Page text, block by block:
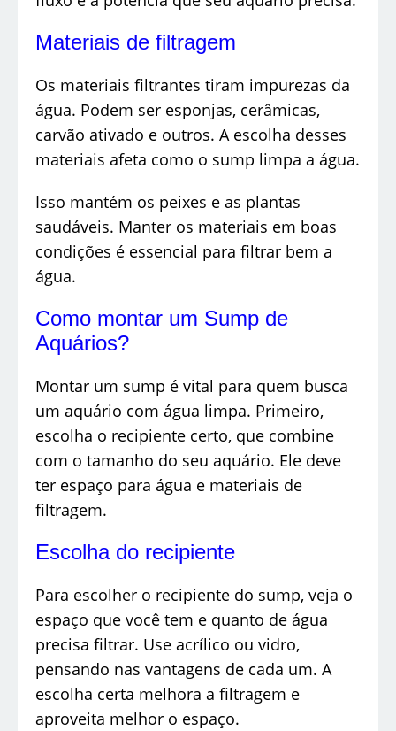
Materiais de filtragem
Os materiais filtrantes tiram impurezas da
água. Podem ser esponjas, cerâmicas,
carvão ativado e outros. A escolha desses
materiais afeta como o sump limpa a água.
Isso mantém os peixes e as plantas
saudáveis. Manter os materiais em boas
condições é essencial para filtrar bem a
água.
Como montar um Sump de
Aquários?
Montar um sump é vital para quem busca
um aquário com água limpa. Primeiro,
escolha o recipiente certo, que combine
com o tamanho do seu aquário. Ele deve
ter espaço para água e materiais de
filtragem.
Escolha do recipiente
Para escolher o recipiente do sump, veja o
espaço que você tem e quanto de água
precisa filtrar. Use acrílico ou vidro,
pensando nas vantagens de cada um. A
escolha certa melhora a filtragem e
aproveita melhor o espaço.